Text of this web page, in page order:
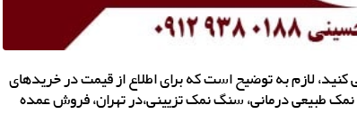
لازم به توضیح است که برای اطلاع از قیمت در خریدهای
نمک طبیعی درمانی، سنگ نمک تزیینی،در تهران، فروش عمده